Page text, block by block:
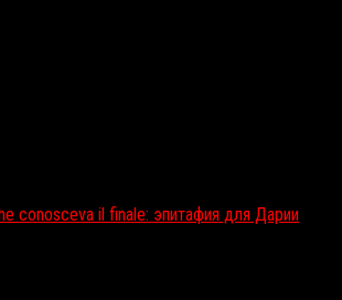
conosceva il finale: эпитафия для Дарии